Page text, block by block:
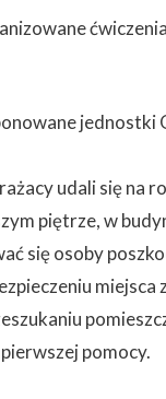
jednostki
udali się na
piętrze, w
się osoby
pomocy.